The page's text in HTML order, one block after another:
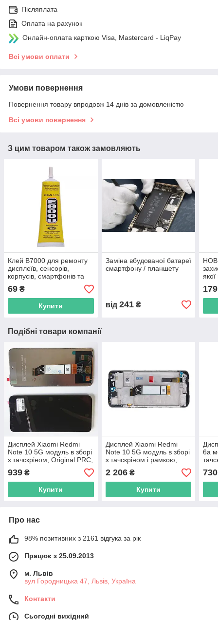
Післяплата
Оплата на рахунок
Онлайн-оплата карткою Visa, Mastercard - LiqPay
Всі умови оплати
Умови повернення
Повернення товару впродовж 14 днів за домовленістю
Всі умови повернення
З цим товаром також замовляють
Клей B7000 для ремонту
дисплеїв, сенсорів,
корпусів, смартфонів та
планшетів, прозорий, 15
мл
69 ₴
Купити
Заміна вбудованої батареї
смартфону / планшету
від 241₴
179
Подібні товари компанії
Дисплей Xiaomi Redmi
Note 10 5G модуль в зборі
з тачскріном, Original PRC,
939 ₴
Купити
Дисплей Xiaomi Redmi
Note 10 5G модуль в зборі
з тачскріном і рамкою,
2 206₴
Купити
6a
730
Про нас
98% позитивних з 2161 відгука за рік
Працює з 25.09.2013
м. Львів
вул Городницька 47, Львів, Україна
Контакти
Сьогодні вихідний